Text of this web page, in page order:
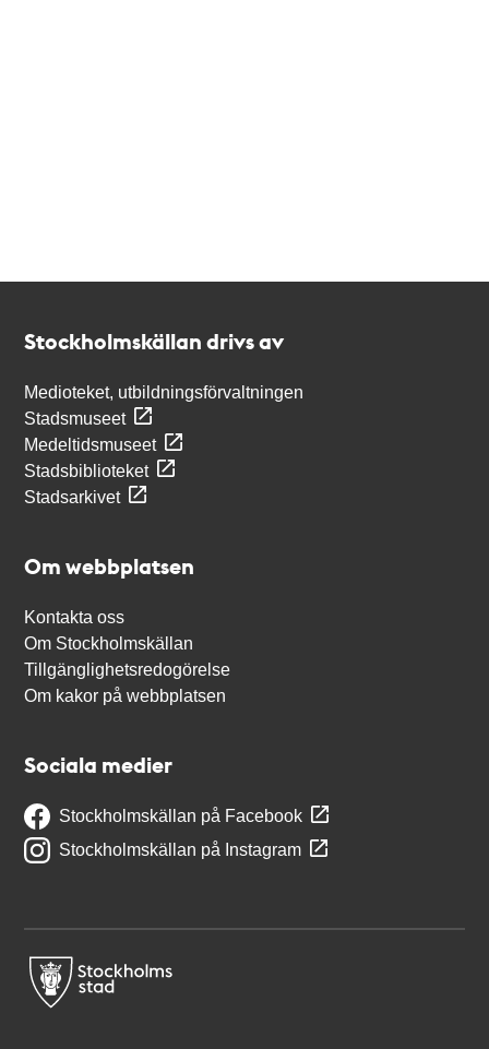
Stockholmskällan drivs av
Medioteket, utbildningsförvaltningen
Stadsmuseet
Medeltidsmuseet
Stadsbiblioteket
Stadsarkivet
Om webbplatsen
Kontakta oss
Om Stockholmskällan
Tillgänglighetsredogörelse
Om kakor på webbplatsen
Sociala medier
Stockholmskällan på Facebook
Stockholmskällan på Instagram